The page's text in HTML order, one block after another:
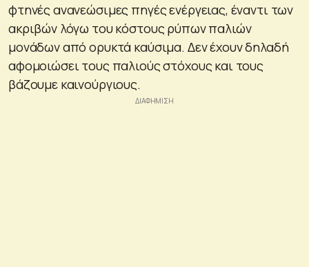
φτηνές ανανεώσιμες πηγές ενέργειας, έναντι των
ακριβών λόγω του κόστους ρύπων παλιών
μονάδων από ορυκτά καύσιμα. Δεν έχουν δηλαδή
αφομοιώσει τους παλιούς στόχους και τους
βάζουμε καινούργιους.